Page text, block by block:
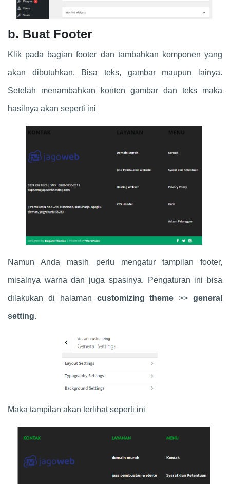
b. Buat Footer
Klik pada bagian footer dan tambahkan komponen yang
akan dibutuhkan. Bisa teks, gambar maupun lainya.
Setelah menambahkan konten gambar dan teks maka
hasilnya akan seperti ini
Namun Anda masih perlu mengatur tampilan footer,
misalnya warna dan juga spasinya. Pengaturan ini bisa
dilakukan di halaman customizing theme>>general
setting.
Maka tampilan akan terlihat seperti ini